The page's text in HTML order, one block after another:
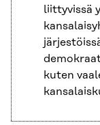
liittyvissä
kuten